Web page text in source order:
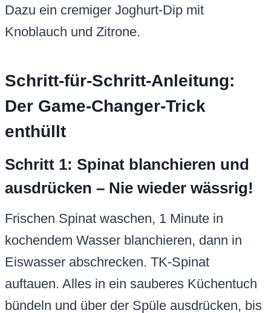
Dazu ein cremiger Joghurt-Dip mit
Knoblauch und Zitrone.
Schritt-für-Schritt-Anleitung:
Der Game-Changer-Trick
enthüllt
Schritt 1: Spinat blanchieren und
ausdrücken – Nie wieder wässrig!
Frischen Spinat waschen, 1 Minute in
kochendem Wasser blanchieren, dann in
Eiswasser abschrecken. TK-Spinat
auftauen. Alles in ein sauberes Küchentuch
bündeln und über der Spüle ausdrücken, bis